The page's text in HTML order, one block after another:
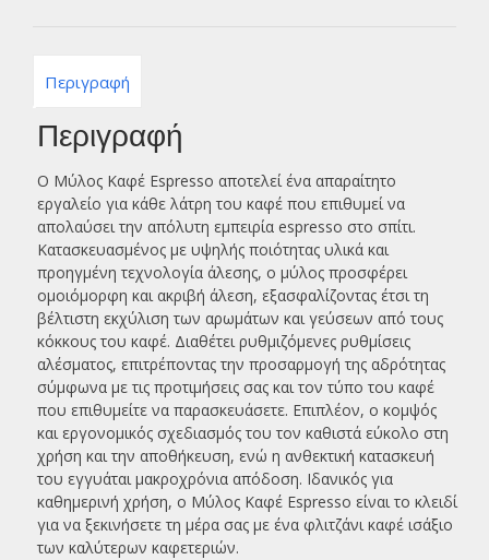
Περιγραφή
Περιγραφή
Ο Μύλος Καφέ Espresso αποτελεί ένα απαραίτητο
εργαλείο για κάθε λάτρη του καφέ που επιθυμεί να
απολαύσει την απόλυτη εμπειρία espresso στο σπίτι.
Κατασκευασμένος με υψηλής ποιότητας υλικά και
προηγμένη τεχνολογία άλεσης, ο μύλος προσφέρει
ομοιόμορφη και ακριβή άλεση, εξασφαλίζοντας έτσι τη
βέλτιστη εκχύλιση των αρωμάτων και γεύσεων από τους
κόκκους του καφέ. Διαθέτει ρυθμιζόμενες ρυθμίσεις
αλέσματος, επιτρέποντας την προσαρμογή της αδρότητας
σύμφωνα με τις προτιμήσεις σας και τον τύπο του καφέ
που επιθυμείτε να παρασκευάσετε. Επιπλέον, ο κομψός
και εργονομικός σχεδιασμός του τον καθιστά εύκολο στη
χρήση και την αποθήκευση, ενώ η ανθεκτική κατασκευή
του εγγυάται μακροχρόνια απόδοση. Ιδανικός για
καθημερινή χρήση, ο Μύλος Καφέ Espresso είναι το κλειδί
για να ξεκινήσετε τη μέρα σας με ένα φλιτζάνι καφέ ισάξιο
των καλύτερων καφετεριών.